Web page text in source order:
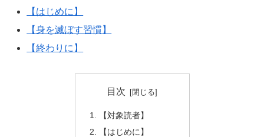
【はじめに】
【身を滅ぼす習慣】
【終わりに】
目次
【対象読者】
【はじめに】